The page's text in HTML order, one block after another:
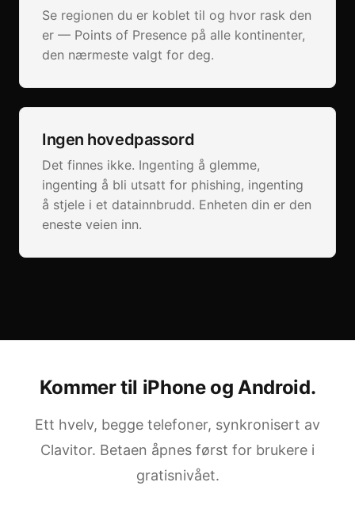
Se regionen du er koblet til og hvor rask den
er — Points of Presence på alle kontinenter,
den nærmeste valgt for deg.
Ingen hovedpassord
Det finnes ikke. Ingenting å glemme,
ingenting å bli utsatt for phishing, ingenting
å stjele i et datainnbrudd. Enheten din er den
eneste veien inn.
Kommer til iPhone og Android.
Ett hvelv, begge telefoner, synkronisert av
Clavitor. Betaen åpnes først for brukere i
gratisnivået.